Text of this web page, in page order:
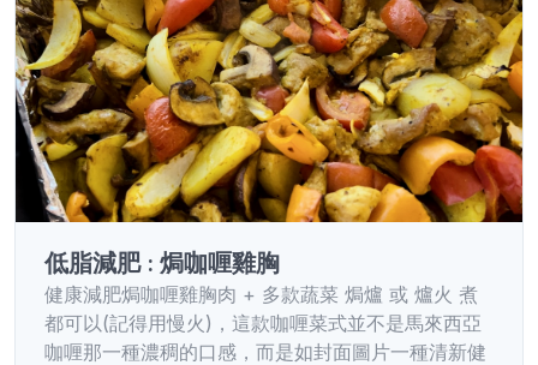
低脂減肥 : 焗咖喱雞胸
健康減肥焗咖喱雞胸肉 + 多款蔬菜 焗爐 或 爐火 煮
都可以(記得用慢火)，這款咖喱菜式並不是馬來西亞
咖喱那一種濃稠的口感，而是如封面圖片一種清新健